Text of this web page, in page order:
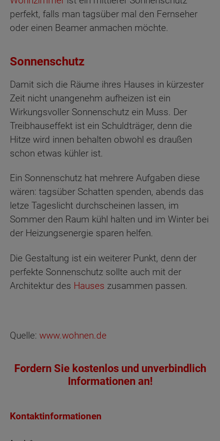
perfekt, falls man tagsüber mal den Fernseher
oder einen Beamer anmachen möchte.
Sonnenschutz
Damit sich die Räume ihres Hauses in kürzester
Zeit nicht unangenehm aufheizen ist ein
Wirkungsvoller Sonnenschutz ein Muss. Der
Treibhauseffekt ist ein Schuldträger, denn die
Hitze wird innen behalten obwohl es draußen
schon etwas kühler ist.
Ein Sonnenschutz hat mehrere Aufgaben diese
wären: tagsüber Schatten spenden, abends das
letze Tageslicht durchscheinen lassen, im
Sommer den Raum kühl halten und im Winter bei
der Heizungsenergie sparen helfen.
Die Gestaltung ist ein weiterer Punkt, denn der
perfekte Sonnenschutz sollte auch mit der
Architektur des Hauses zusammen passen.
Quelle: www.wohnen.de
Fordern Sie kostenlos und unverbindlich
Informationen an!
Kontaktinformationen